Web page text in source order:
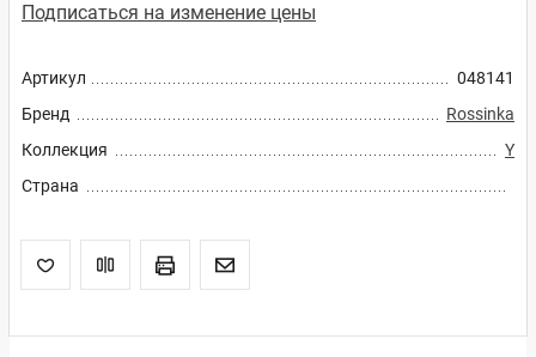
Артикул
048141
Бренд
Rossinka
Коллекция
Y
Страна
Подписаться на изменение цены